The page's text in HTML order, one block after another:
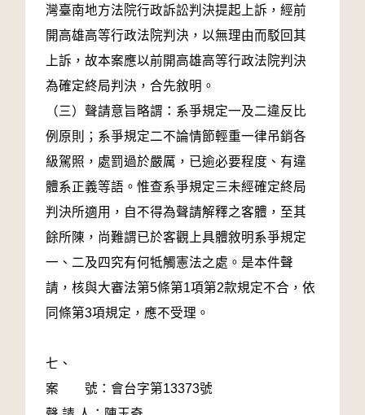
灣臺南地方法院行政訴訟判決提起上訴，經前
開高雄高等行政法院判決，以無理由而駁回其
上訴，故本案應以前開高雄高等行政法院判決
為確定終局判決，合先敘明。
（三）聲請意旨略謂：系爭規定一及二違反比
例原則；系爭規定二不論情節輕重一律吊銷各
級駕照，處罰過於嚴厲，已逾必要程度、有違
體系正義等語。惟查系爭規定三未經確定終局
判決所適用，自不得為聲請解釋之客體，至其
餘所陳，尚難謂已於客觀上具體敘明系爭規定
一、二及四究有何牴觸憲法之處。是本件聲
請，核與大審法第5條第1項第2款規定不合，依
同條第3項規定，應不受理。
七、
案 號：會台字第13373號